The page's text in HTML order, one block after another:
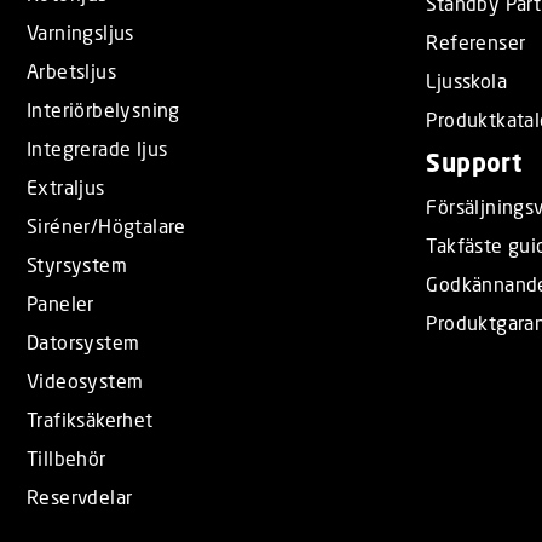
Varningsljus
Arbetsljus
Interiörbelysning
Integrerade ljus
Extraljus
Siréner/Högtalare
Styrsystem
Paneler
Datorsystem
Videosystem
Trafiksäkerhet
Tillbehör
Reservdelar
Referenser
Ljusskola
Support
Takfäste